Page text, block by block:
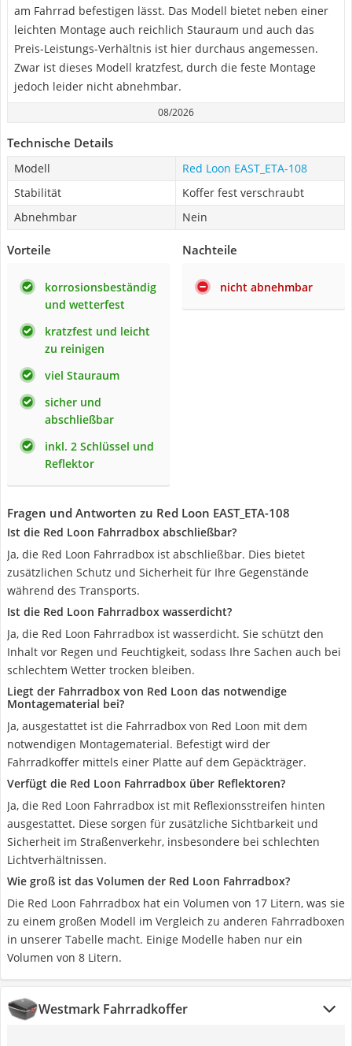
am Fahrrad befestigen lässt. Das Modell bietet neben einer
leichten Montage auch reichlich Stauraum und auch das
Preis-Leistungs-Verhältnis ist hier durchaus angemessen.
Zwar ist dieses Modell kratzfest, durch die feste Montage
jedoch leider nicht abnehmbar.
08/2026
Technische Details
Modell
Red Loon ‎EAST_ETA-108
Stabilität
Koffer fest verschraubt
Abnehmbar
Nein
Vorteile
korrosionsbeständig
und wetterfest
kratzfest und leicht
zu reinigen
viel Stauraum
sicher und
abschließbar
inkl. 2 Schlüssel und
Reflektor
Nachteile
nicht abnehmbar
Fragen und Antworten zu Red Loon ‎EAST_ETA-108
Ist die Red Loon Fahrradbox abschließbar?
Ja, die Red Loon Fahrradbox ist abschließbar. Dies bietet
zusätzlichen Schutz und Sicherheit für Ihre Gegenstände
während des Transports.
Ist die Red Loon Fahrradbox wasserdicht?
Ja, die Red Loon Fahrradbox ist wasserdicht. Sie schützt den
Inhalt vor Regen und Feuchtigkeit, sodass Ihre Sachen auch bei
schlechtem Wetter trocken bleiben.
Liegt der Fahrradbox von Red Loon das notwendige
Montagematerial bei?
Ja, ausgestattet ist die Fahrradbox von Red Loon mit dem
notwendigen Montagematerial. Befestigt wird der
Fahrradkoffer mittels einer Platte auf dem Gepäckträger.
Verfügt die Red Loon Fahrradbox über Reflektoren?
Ja, die Red Loon Fahrradbox ist mit Reflexionsstreifen hinten
ausgestattet. Diese sorgen für zusätzliche Sichtbarkeit und
Sicherheit im Straßenverkehr, insbesondere bei schlechten
Lichtverhältnissen.
Wie groß ist das Volumen der Red Loon Fahrradbox?
Die Red Loon Fahrradbox hat ein Volumen von 17 Litern, was sie
zu einem großen Modell im Vergleich zu anderen Fahrradboxen
in unserer Tabelle macht. Einige Modelle haben nur ein
Volumen von 8 Litern.
Westmark Fahrradkoffer